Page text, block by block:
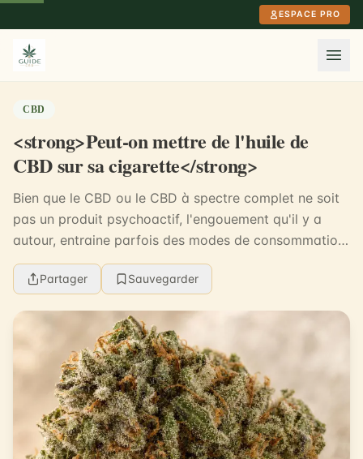
ESPACE PRO
CBD
<strong>Peut-on mettre de l'huile de
CBD sur sa cigarette</strong>
Bien que le CBD ou le CBD à spectre complet ne soit
pas un produit psychoactif, l'engouement qu'il y a
autour, entraine parfois des modes de consommation
dangereuses. Par exemple, certaines personnes...
Partager Sauvegarder